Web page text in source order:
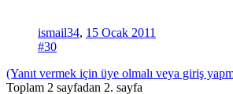
ismail34, 15 Ocak 2011
#30
(Yanıt vermek için üye olmalı veya giriş
Toplam 2 sayfadan 2. sayfa